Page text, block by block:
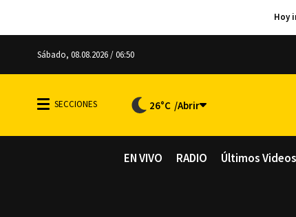
Sábado, 08.08.2026 / 06:50
26°C
EN VIVO RADIO Últimos Videos